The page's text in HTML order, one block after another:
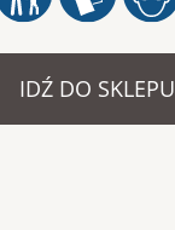
IDŹ DO SKLEPU